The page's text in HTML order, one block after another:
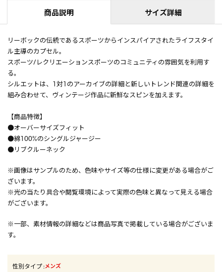
商品説明 サイズ詳細
リーボックの伝統であるスポーツからインスパイアされたライフスタイ
ル主導のカプセル。
スポーツ/レクリエーションスポーツのコミュニティの雰囲気を利用す
る。
シルエットは、1対1のアーカイブの詳細と新しいトレンド関連の詳細を
組み合わせて、ヴィンテージ作品に新鮮なスピンを加えます。
【商品特徴】
●オーバーサイズフィット
●綿100%のシングルジャージー
●リブクルーネック
※画像はサンプルのため、色味やサイズ等の仕様に変更がある場合がご
ざいます。
※光の当たり具合や閲覧環境によって実際の色味と異なって見える場合
がございます。
※一部、素材情報の詳細などは商品写真で掲載している場合がございま
す。
性別タイプ:メンズ